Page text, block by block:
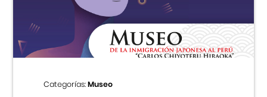
Centro Cultural Peruano Japonés
Cursos
Museo de la Inmigración Japonesa
Categorías:Museo